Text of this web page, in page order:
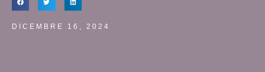
DICEMBRE 16, 2024